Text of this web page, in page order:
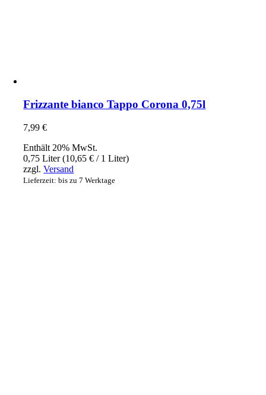
Frizzante bianco Tappo Corona 0,75l
7,99€
Enthält 20% MwSt.
0,75 Liter (10,65€ / 1 Liter)
zzgl.Versand
Lieferzeit: bis zu 7 Werktage